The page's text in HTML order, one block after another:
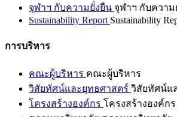
จุฬาฯ กับความยั่งยืน จุฬาฯ กับความ
Sustainability Report Sustainability
การบริหาร
คณะผู้บริหาร คณะผู้บริหาร
วิสัยทัศน์และยุทธศาสตร์ วิสัยทัศน์แ
โครงสร้างองค์กร โครงสร้างองค์กร